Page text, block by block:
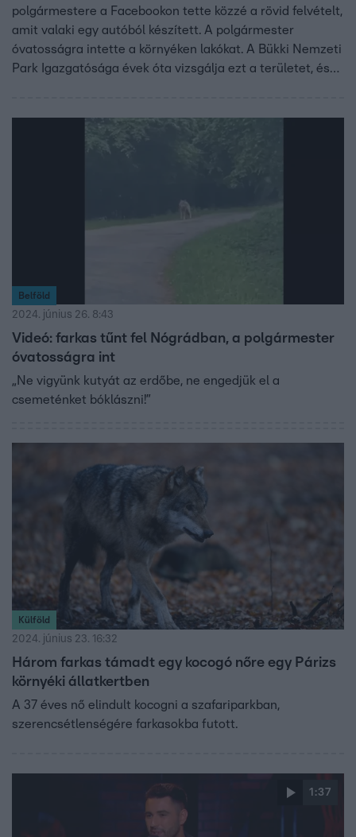
polgármestere a Facebookon tette közzé a rövid felvételt,
amit valaki egy autóból készített. A polgármester
óvatosságra intette a környéken lakókat. A Bükki Nemzeti
Park Igazgatósága évek óta vizsgálja ezt a területet, és
Belföld
2024. június 26. 8:43
Videó: farkas tűnt fel Nógrádban, a polgármester
óvatosságra int
„Ne vigyünk kutyát az erdőbe, ne engedjük el a
csemeténket bóklászni!”
Külföld
2024. június 23. 16:32
Három farkas támadt egy kocogó nőre egy Párizs
környéki állatkertben
A 37 éves nő elindult kocogni a szafariparkban,
szerencsétlenségére farkasokba futott.
1:37